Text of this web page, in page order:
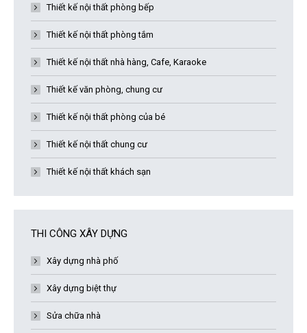
Thiết kế nội thất phòng bếp
Thiết kế nội thất phòng tắm
Thiết kế nội thất nhà hàng, Cafe, Karaoke
Thiết kế văn phòng, chung cư
Thiết kế nội thất phòng của bé
Thiết kế nội thất chung cư
Thiết kế nội thất khách sạn
THI CÔNG XÂY DỰNG
Xây dựng nhà phố
Xây dựng biệt thự
Sửa chữa nhà